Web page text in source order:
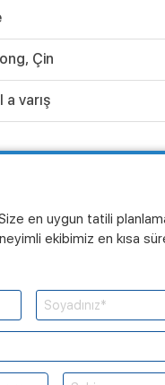
Çin
a varış
Size en uygun tatili
ekibimiz en kısa